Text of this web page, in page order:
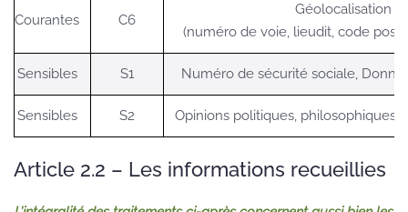
Courantes C6
Géolocalisation
(numéro de voie, lieudit, code
Sensibles S1 Numéro de sécurité sociale,
Sensibles S2 Opinions politiques, philosophiques,
Article 2.2 – Les informations recueillies